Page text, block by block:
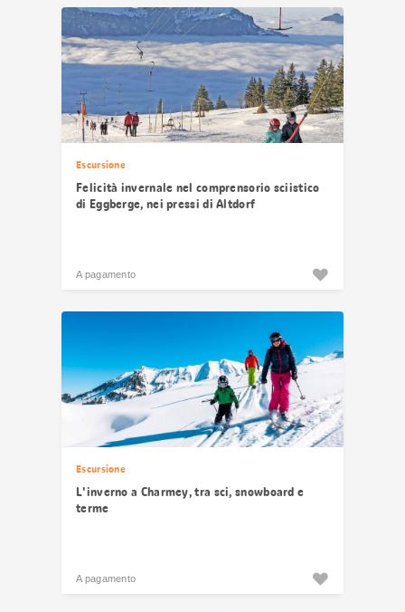
Escursione
Felicità invernale nel comprensorio sciistico
di Eggberge, nei pressi di Altdorf
A pagamento
Escursione
L'inverno a Charmey, tra sci, snowboard e
terme
A pagamento